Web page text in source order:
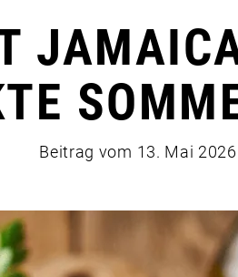
Beitrag vom 13. Mai 2026